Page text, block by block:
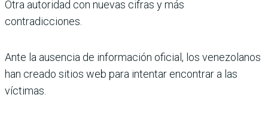
Otra autoridad con nuevas cifras y más
contradicciones.
Ante la ausencia de información oficial, los venezolanos
han creado sitios web para intentar encontrar a las
víctimas.